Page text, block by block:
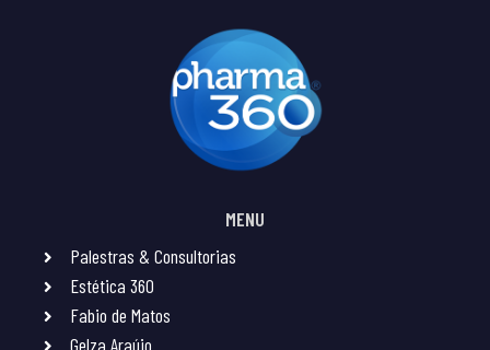
MENU
Palestras & Consultorias
Estética 360
Fabio de Matos
Gelza Araújo